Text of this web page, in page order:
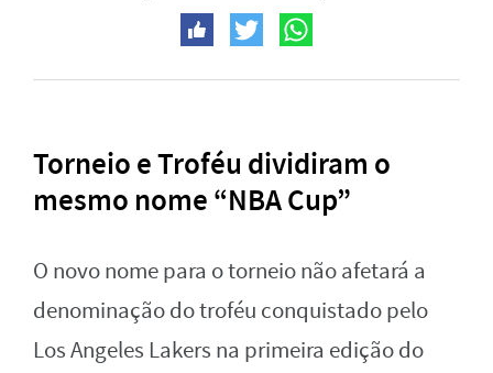
Torneio e Troféu dividiram o
mesmo nome “NBA Cup”
O novo nome para o torneio não afetará a
denominação do troféu conquistado pelo
Los Angeles Lakers na primeira edição do